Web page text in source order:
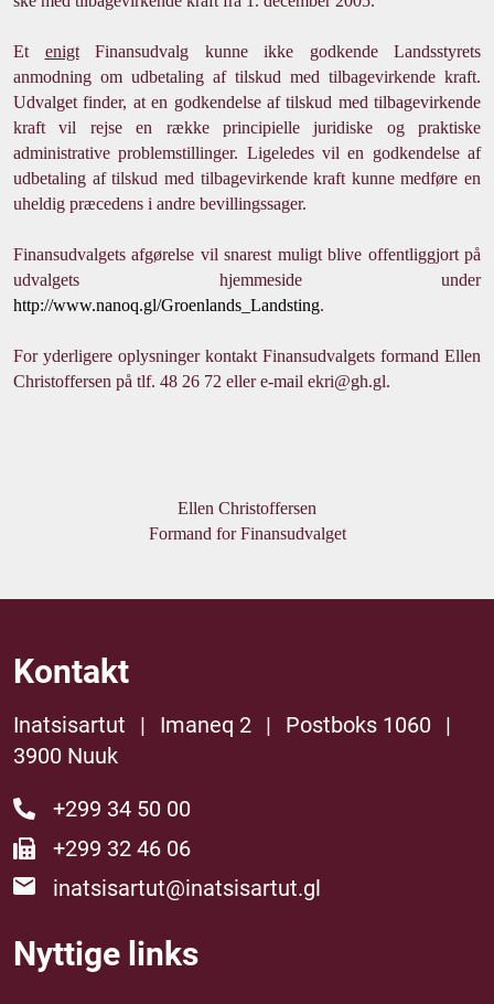
Et enigtFinansudvalg kunne ikke godkende Landsstyrets
anmodning om udbetaling af tilskud med tilbagevirkende kraft.
Udvalget finder, at en godkendelse af tilskud med tilbagevirkende
kraft vil rejse en række principielle juridiske og praktiske
administrative problemstillinger. Ligeledes vil en godkendelse af
udbetaling af tilskud med tilbagevirkende kraft kunne medføre en
uheldig præcedens i andre bevillingssager.
Finansudvalgets afgørelse vil snarest muligt blive offentliggjort på
udvalgets hjemmeside under
http://www.nanoq.gl/Groenlands_Landsting.
For yderligere oplysninger kontakt Finansudvalgets formand Ellen
Christoffersen på tlf. 48 26 72 eller e-mail ekri@gh.gl.
Ellen Christoffersen
Formand for Finansudvalget
Kontakt
Inatsisartut | Imaneq 2 | Postboks 1060
|
3900 Nuuk
+299 34 50 00
+299 32 46 06
inatsisartut@inatsisartut.gl
Nyttige links